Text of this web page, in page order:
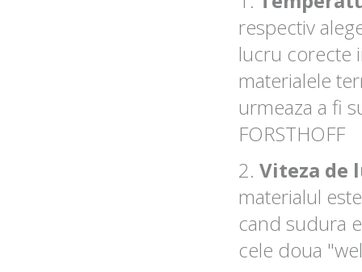
respectiv
lucru corecte
materialele
urmeaza a fi
FORSTHOFF
2. Viteza de
materialul
cand sudura
cele doua